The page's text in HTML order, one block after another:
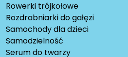
Rowerki trójkołowe
Rozdrabniarki do gałęzi
Samochody dla dzieci
Samodzielność
Serum do twarzy